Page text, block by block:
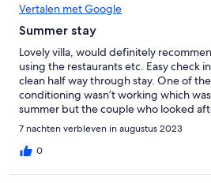
Vertalen met Google
Summer stay
Lovely villa, would definitely
using the restaurants etc. Easy check
clean half way through stay. One of
conditioning wasn’t working which
summer but the couple who looked
get someone out to fix while we were
for me was furniture on the balcony,
sat up there in the nights. Overall
7 nachten verbleven in augustus 2023
0